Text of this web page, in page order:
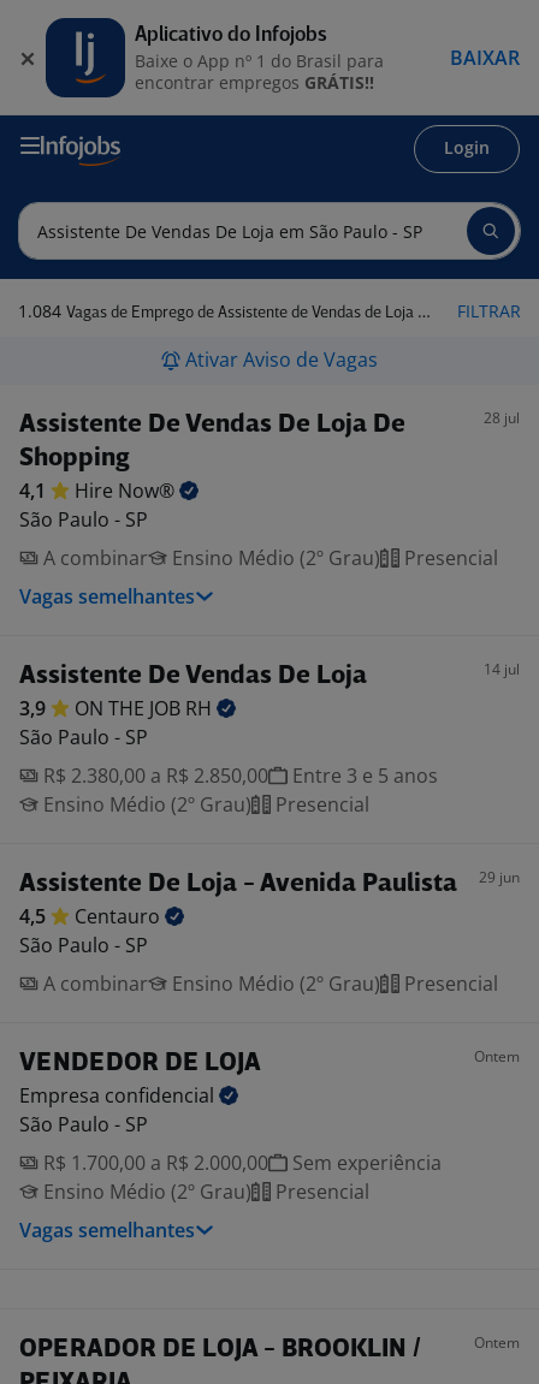
Login
1.084 Vagas de Emprego de Assistente de Vendas de Loja em São Paulo - SP FILTRAR
Ativar Aviso de Vagas
Assistente De Vendas De Loja De
Shopping
28 jul
4,1 Hire Now®
São Paulo - SP
A combinar
Ensino Médio (2º Grau)
Presencial
Vagas semelhantes
Assistente De Vendas De Loja 14 jul
3,9 ON THE JOB RH
São Paulo - SP
R$ 2.380,00 a R$ 2.850,00
Entre 3 e 5 anos
Ensino Médio (2º Grau)
Presencial
Assistente De Loja - Avenida Paulista 29 jun
4,5
Centauro
São Paulo - SP
A combinar
Ensino Médio (2º Grau) Presencial
VENDEDOR DE LOJA Ontem
Empresa confidencial
São Paulo - SP
R$ 1.700,00 a R$ 2.000,00
Sem experiência
Ensino Médio (2º Grau)
Presencial
Vagas semelhantes
OPERADOR DE LOJA - BROOKLIN /
Ontem
Aplicativo do Infojobs
Baixe o App nº 1 do Brasil para
encontrar empregos GRÁTIS!!
BAIXAR